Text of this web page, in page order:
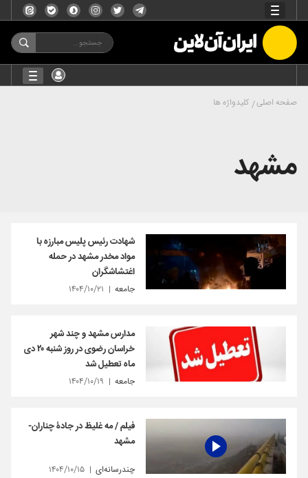
صفحه اصلی کلیدواژه ها
مشهد
شهادت رئیس پلیس مبارزه با
مواد مخدر مشهد در حمله
اغتشاشگران
جامعه ۱۴۰۴/۱۰/۲۱
مدارس مشهد و چند شهر
خراسان رضوی در روز شنبه ۲۰ دی
ماه تعطیل شد
جامعه ۱۴۰۴/۱۰/۱۹
فیلم / مه غلیظ در جادۀ چناران-
مشهد
چندرسانه‌ای ۱۴۰۴/۱۰/۱۵